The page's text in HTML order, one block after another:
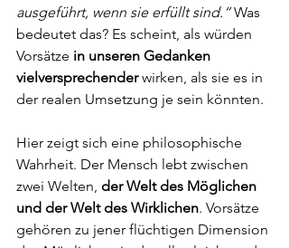
ausgeführt, wenn sie erfüllt sind.“ Was
bedeutet das? Es scheint, als würden
Vorsätze in unseren Gedanken
vielversprechender wirken, als sie es in
der realen Umsetzung je sein könnten.
Hier zeigt sich eine philosophische
Wahrheit. Der Mensch lebt zwischen
zwei Welten, der Welt des Möglichen
und der Welt des Wirklichen. Vorsätze
gehören zu jener flüchtigen Dimension